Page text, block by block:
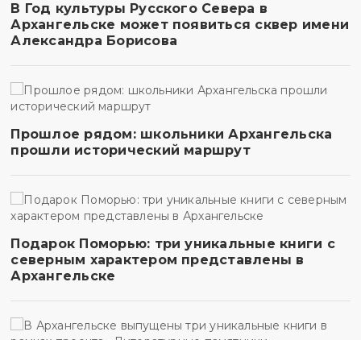
В Год культуры Русского Севера в
Архангельске может появиться сквер имени
Александра Борисова
Прошлое рядом: школьники Архангельска
прошли исторический маршрут
Подарок Поморью: три уникальные книги с
северным характером представлены в
Архангельске